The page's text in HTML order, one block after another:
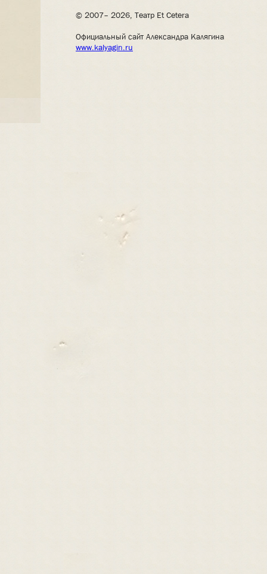
© 2007– 2026, Театр Et Cetera
Официальный сайт Александра Калягина
www.kalyagin.ru